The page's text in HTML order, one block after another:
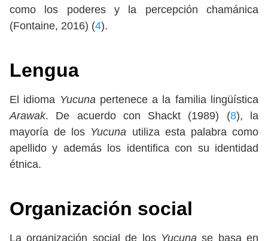
como los poderes y la percepción chamánica
(Fontaine, 2016) (4).
Lengua
El idioma Yucuna pertenece a la familia lingüística
Arawak. De acuerdo con Shackt (1989) (8), la
mayoría de los Yucuna utiliza esta palabra como
apellido y además los identifica con su identidad
étnica.
Organización social
La organización social de losYucuna se basa en